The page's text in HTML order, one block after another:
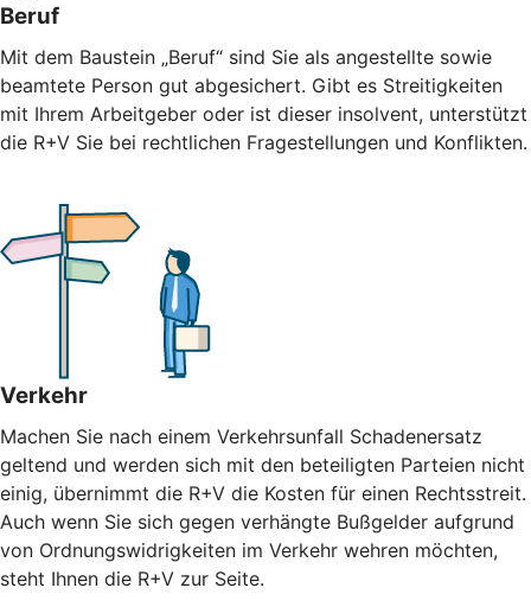
Beruf
Mit dem Baustein „Beruf“ sind Sie als angestellte sowie
beamtete Person gut abgesichert. Gibt es Streitigkeiten
mit Ihrem Arbeitgeber oder ist dieser insolvent, unterstützt
die R+V Sie bei rechtlichen Fragestellungen und Konflikten.
Verkehr
Machen Sie nach einem Verkehrsunfall Schadenersatz
geltend und werden sich mit den beteiligten Parteien nicht
einig, übernimmt die R+V die Kosten für einen Rechtsstreit.
Auch wenn Sie sich gegen verhängte Bußgelder aufgrund
von Ordnungswidrigkeiten im Verkehr wehren möchten,
steht Ihnen die R+V zur Seite.